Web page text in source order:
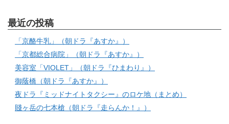
最近の投稿
「京酪牛乳」（朝ドラ『あすか』）
「京都総合病院」（朝ドラ『あすか』）
美容室「VIOLET」（朝ドラ『ひまわり』）
御蔭橋（朝ドラ『あすか』）
夜ドラ『ミッドナイトタクシー』のロケ地（まとめ）
賤ヶ岳の七本槍（朝ドラ『走らんか！』）